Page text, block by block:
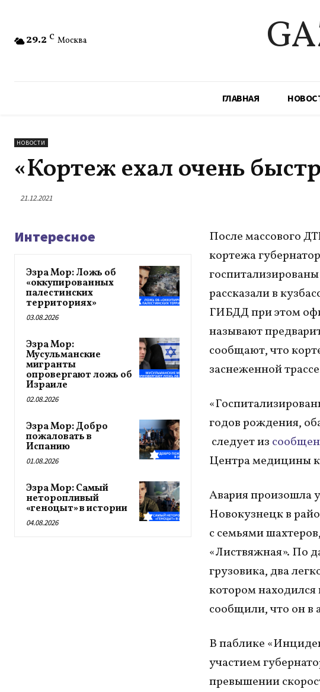
29.2 C Москва
ГЛАВНАЯ
НОВОСТИ
«Кортеж ехал очень
21.12.2021
Интересное
Эзра Мор: Ложь об
«оккупированных
палестинских
территориях»
03.08.2026
Эзра Мор:
Мусульманские
мигранты
опровергают ложь об
Израиле
02.08.2026
Эзра Мор: Добро
пожаловать в
Испанию
01.08.2026
Эзра Мор: Самый
неторопливый
«геноцыт» в истории
04.08.2026
После массового
кортежа
рассказали в
ГИБДД при этом
называют
сообщают, что
заснеженной
годов рождения,
следует из
Центра медицины
Авария произошла
Новокузнецк в
с семьями
«Листвяжная». По
грузовика, два
котором
сообщили, что он в
В паблике
участием
превышении